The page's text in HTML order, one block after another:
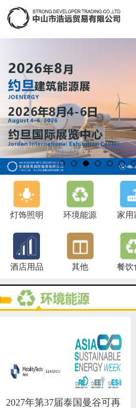
灯饰照明 环境能源 家用
酒店用品 其他 餐饮
2027年第37届泰国曼谷可再